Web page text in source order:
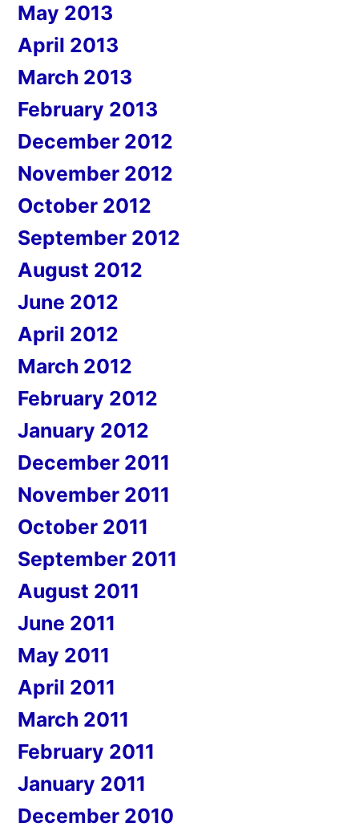
May 2013
April 2013
March 2013
February 2013
December 2012
November 2012
October 2012
September 2012
August 2012
June 2012
April 2012
March 2012
February 2012
January 2012
December 2011
November 2011
October 2011
September 2011
August 2011
June 2011
May 2011
April 2011
March 2011
February 2011
January 2011
December 2010